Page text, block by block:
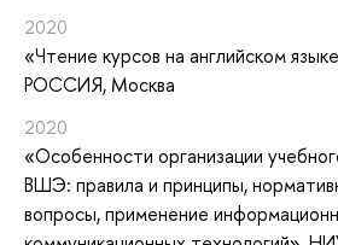
2020
«Чтение курсов на английском
РОССИЯ, Москва
2020
«Особенности организации
ВШЭ: правила и принципы,
вопросы, применение